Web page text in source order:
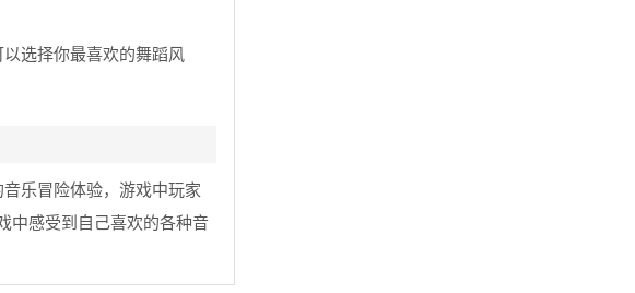
选择你最喜欢的舞蹈风
乐冒险体验，游戏中玩家
中感受到自己喜欢的各种音